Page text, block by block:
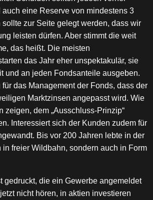
eine Reserve von mindestens 3
sollte zur Seite gelegt werden, dass wir
leisten dürfen. Aber stimmt die weit
das heißt. Die meisten
das Jahr eher unspektakulär, sie
und an jeden Fondsanteile ausgeben.
das Management der Fonds, dass der
Marktzinsen angepasst wird. Wie
zeigen, dem „Ausschluss-Prinzip“
Interessiert sich der Kunden zudem für
Bis vor 200 Jahren lebte in der
in freier Wildbahn, sondern auch in Form
gedruckt, die ein Gewerbe angemeldet
nicht hören, in aktien investieren